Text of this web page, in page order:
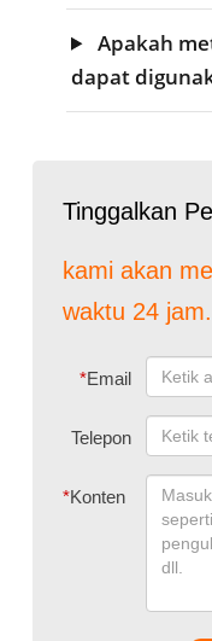
Apakah
dapat
Tinggalkan
kami akan
waktu 24
*Email
Telepon
*Konten